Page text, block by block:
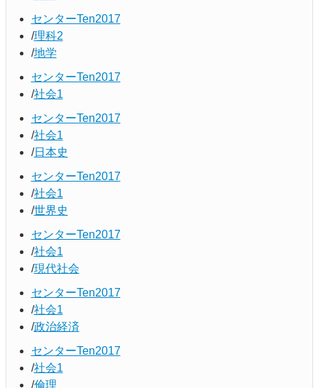
センターTen2017
理科2
地学
センターTen2017
社会1
センターTen2017
社会1
日本史
センターTen2017
社会1
世界史
センターTen2017
社会1
現代社会
センターTen2017
社会1
政治経済
センターTen2017
社会1
倫理